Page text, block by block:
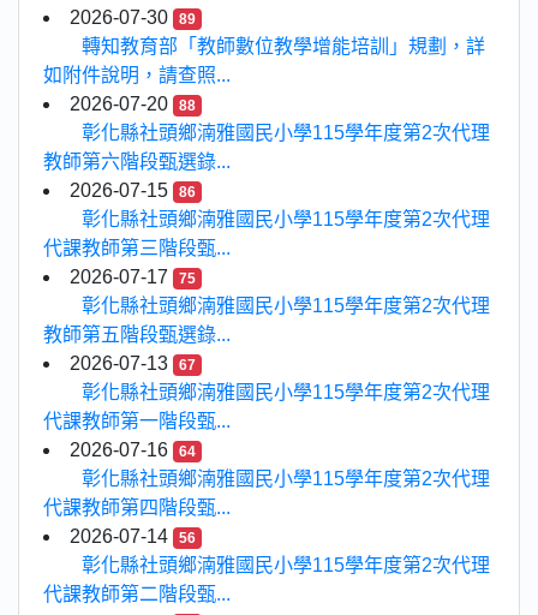
2026-07-30
89
轉知教育部「教師數位教學增能培訓」規劃，詳
如附件說明，請查照...
2026-07-20
88
彰化縣社頭鄉湳雅國民小學115學年度第2次代理
教師第六階段甄選錄...
2026-07-15
86
彰化縣社頭鄉湳雅國民小學115學年度第2次代理
代課教師第三階段甄...
2026-07-17
75
彰化縣社頭鄉湳雅國民小學115學年度第2次代理
教師第五階段甄選錄...
2026-07-13
67
彰化縣社頭鄉湳雅國民小學115學年度第2次代理
代課教師第一階段甄...
2026-07-16
64
彰化縣社頭鄉湳雅國民小學115學年度第2次代理
代課教師第四階段甄...
2026-07-14
56
彰化縣社頭鄉湳雅國民小學115學年度第2次代理
代課教師第二階段甄...